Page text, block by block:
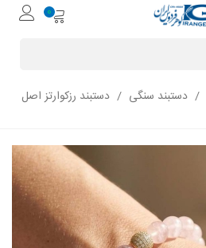
0
/ دستبند سنگی / دستبند رزکوارتز اصل